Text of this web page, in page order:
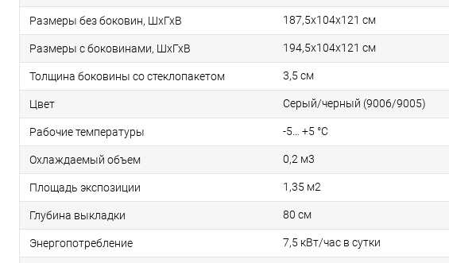
Размеры без боковин, ШхГхВ 187,5х104х121 см
Размеры с боковинами, ШхГхВ 194,5х104х121 см
Толщина боковины со стеклопакетом 3,5 см
Цвет Серый/черный (9006/9005)
Рабочие температуры -5… +5 °С
Охлаждаемый объем 0,2 м3
Площадь экспозиции 1,35 м2
Глубина выкладки 80 см
Энергопотребление 7,5 кВт/час в сутки